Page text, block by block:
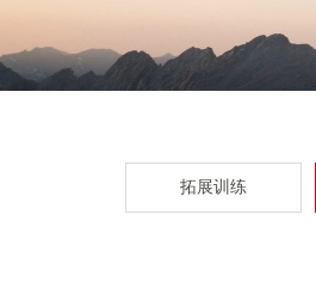
拓展训练